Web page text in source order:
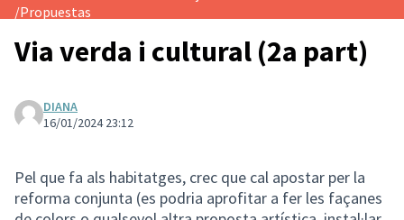
/Propuestas
Via verda i cultural (2a part)
DIANA
16/01/2024 23:12
Pel que fa als habitatges, crec que cal apostar per la
reforma conjunta (es podria aprofitar a fer les façanes